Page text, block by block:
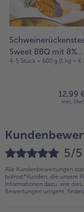
Sweet BBQ mit 8%
Flüssigwürzung
4-5 Stück = 600 g (1 kg = €
12,99
inkl.
5/5
Alle Kundenbewertungen
bofrost*Kunden, die unsere
Informationen dazu, wie
Bewertungen umgeht,